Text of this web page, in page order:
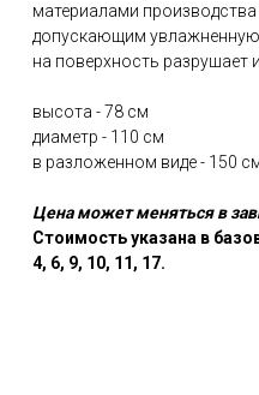
материалами
допускающим увлажненную
на поверхность разрушает
высота - 78 см
диаметр - 110 см
в разложенном виде - 150
Цена может меняться в
Стоимость указана в
4, 6, 9, 10, 11, 17.